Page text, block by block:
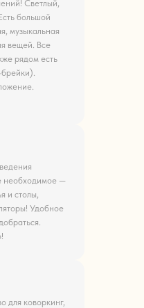
Светлый,
большой
музыкальная
вещей. Все
рядом есть
необходимое —
и столы,
Удобное
для коворкинг,